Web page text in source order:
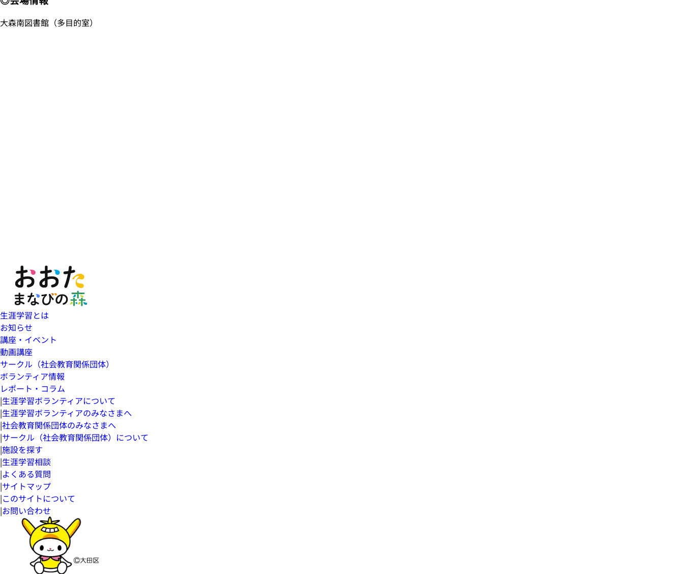
大森南図書館（多目的室）
生涯学習とは
お知らせ
講座・イベント
動画講座
サークル（社会教育関係団体）
ボランティア情報
レポート・コラム
|生涯学習ボランティアについて
|生涯学習ボランティアのみなさまへ
|社会教育関係団体のみなさまへ
|サークル（社会教育関係団体）について
|施設を探す
|生涯学習相談
|よくある質問
|サイトマップ
|このサイトについて
|お問い合わせ